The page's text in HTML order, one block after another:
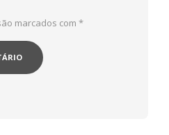
marcados com *